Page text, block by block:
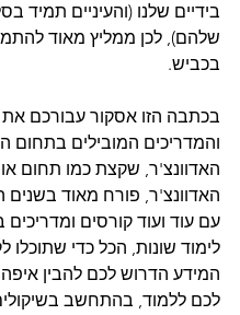
בידיים שלנו (והעיניים תמיד
שלהם), לכן ממליץ מאוד
בכביש.
בכתבה הזו אסקור עבורכם
והמדריכים המובילים בתחום
האדוונצ'ר, שקצת כמו תחום
האדוונצ'ר, פורח מאוד בשנים
עם עוד ועוד קורסים ומדריכים
לימוד שונות, הכל כדי שתוכלו
המידע הדרוש לכם להבין איפה
לכם ללמוד, בהתחשב